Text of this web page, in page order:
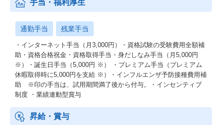
手当・福利厚生
通勤手当 残業手当
・インターネット手当（月3,000円）・資格試験の受験費用全額補
助・資格合格祝金・資格取得手当・身だしなみ手当（月5,000円
※）・誕生日手当（5,000円 ※） ・プレミアム手当（プレミアム
休暇取得時に5,000円を支給 ※）・インフルエンザ予防接種費用補
助 ※印の手当は、試用期間満了後から付与。・インセンティブ
制度 ・業績連動型賞与
昇給・賞与